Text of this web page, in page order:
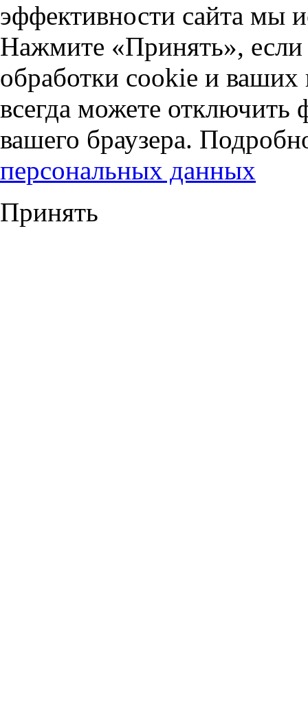
эффективности сайта мы
Нажмите «Принять», если
обработки cookie и
всегда можете отключить
вашего браузера.
персональных данных
Принять